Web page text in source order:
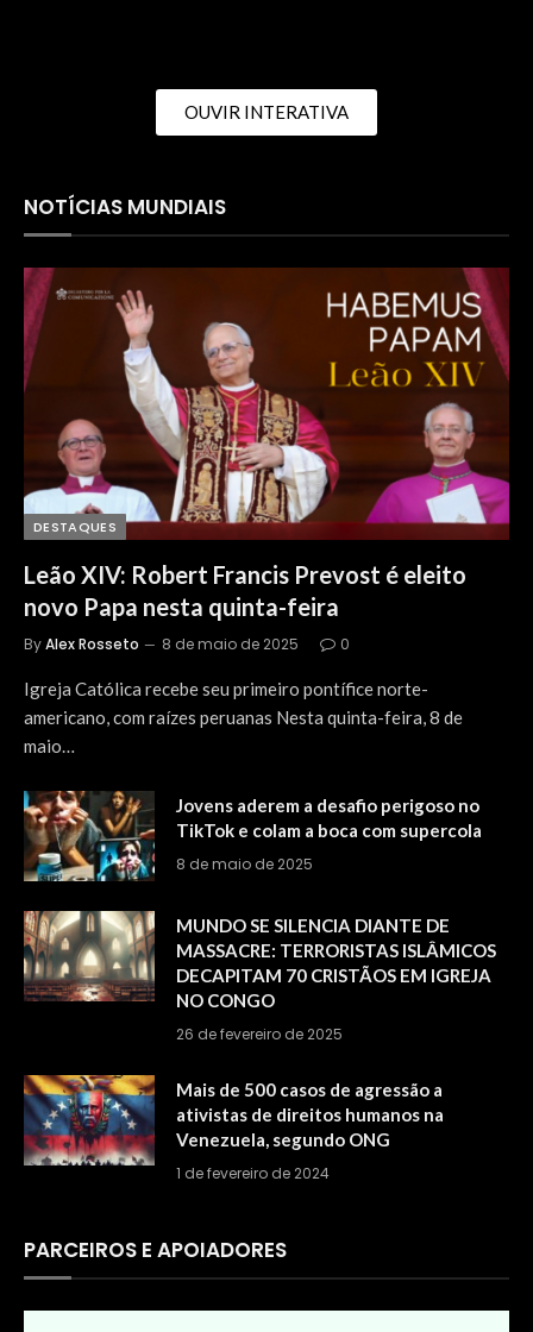
OUVIR INTERATIVA
NOTÍCIAS MUNDIAIS
DESTAQUES
Leão XIV: Robert Francis Prevost é eleito
novo Papa nesta quinta-feira
ByAlex Rosseto 8 de maio de 2025 0
Igreja Católica recebe seu primeiro pontífice norte-
americano, com raízes peruanas Nesta quinta-feira, 8 de
maio…
Jovens aderem a desafio perigoso no
TikTok e colam a boca com supercola
8 de maio de 2025
MUNDO SE SILENCIA DIANTE DE
MASSACRE: TERRORISTAS ISLÂMICOS
DECAPITAM 70 CRISTÃOS EM IGREJA
NO CONGO
26 de fevereiro de 2025
Mais de 500 casos de agressão a
ativistas de direitos humanos na
Venezuela, segundo ONG
1 de fevereiro de 2024
PARCEIROS E APOIADORES